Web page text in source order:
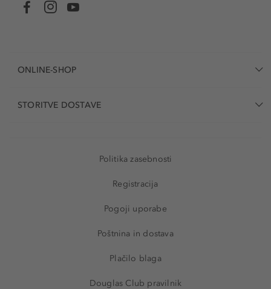
ONLINE-SHOP
STORITVE DOSTAVE
Politika zasebnosti
Registracija
Pogoji uporabe
Poštnina in dostava
Plačilo blaga
Douglas Club pravilnik